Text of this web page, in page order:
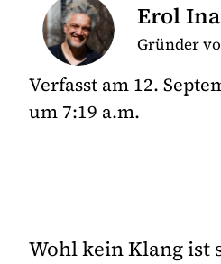
Erol
Gründer
Verfasst am 12.
um 7:19 a.m.
Wohl kein Klang ist